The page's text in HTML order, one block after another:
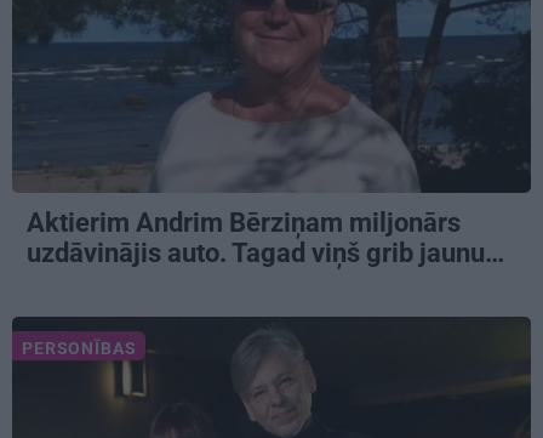
Aktierim Andrim Bērziņam miljonārs
uzdāvinājis auto. Tagad viņš grib jaunu…
PERSONĪBAS